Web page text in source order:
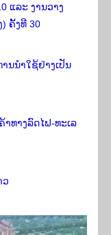
ແລະ ງານວາງ
ຄັ້ງທີ 30
ນນໍາໃຊ້ຢ່າງເປັນ
າທາງລົດໄຟ-ທະເລ
ວ